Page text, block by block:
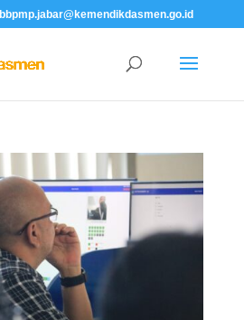
bbpmp.jabar@kemendikdasmen.go.id